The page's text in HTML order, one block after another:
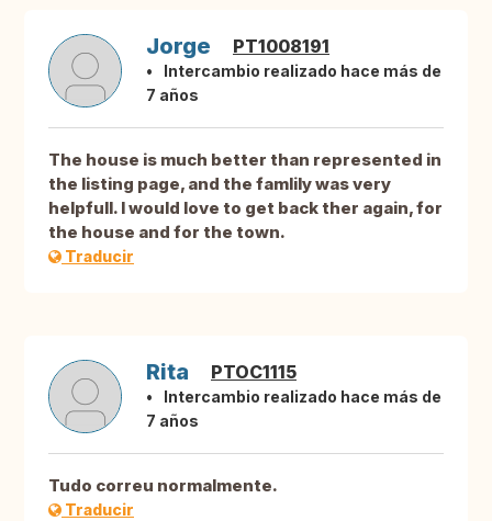
Jorge PT1008191
Intercambio realizado hace más de
7 años
The house is much better than represented in
the listing page, and the famlily was very
helpfull. I would love to get back ther again, for
the house and for the town.
Traducir
Rita PTOC1115
Intercambio realizado hace más de
7 años
Tudo correu normalmente.
Traducir